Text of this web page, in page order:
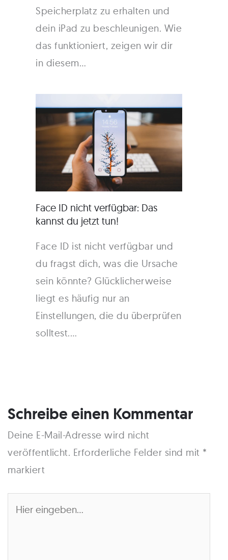
Speicherplatz zu erhalten und
dein iPad zu beschleunigen. Wie
das funktioniert, zeigen wir dir
in diesem…
Face ID nicht verfügbar: Das
kannst du jetzt tun!
Face ID ist nicht verfügbar und
du fragst dich, was die Ursache
sein könnte? Glücklicherweise
liegt es häufig nur an
Einstellungen, die du überprüfen
solltest.…
Schreibe einen Kommentar
Deine E-Mail-Adresse wird nicht
veröffentlicht. Erforderliche Felder sind mit *
markiert
eingeben…